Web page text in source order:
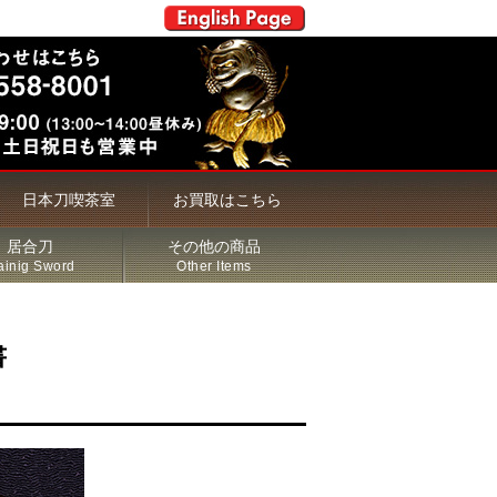
日本刀喫茶室 お買取はこちら
居合刀
Sword
その他の商品
Other Items